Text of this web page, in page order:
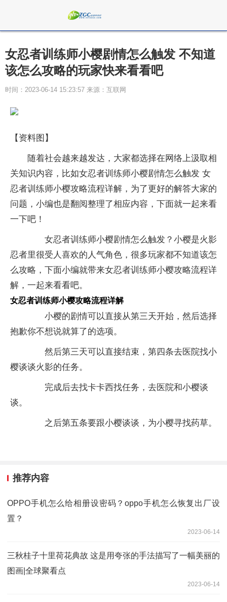
女忍者训练师小樱剧情怎么触发 不知道
该怎么攻略的玩家快来看看吧
时间：2023-06-14 15:23:57 来源：互联网
【资料图】
随着社会越来越发达，大家都选择在网络上汲取相
关知识内容，比如女忍者训练师小樱剧情怎么触发 女
忍者训练师小樱攻略流程详解，为了更好的解答大家的
问题，小编也是翻阅整理了相应内容，下面就一起来看
一下吧！
女忍者训练师小樱剧情怎么触发？小樱是火影
忍者里很受人喜欢的人气角色，很多玩家都不知道该怎
么攻略，下面小编就带来女忍者训练师小樱攻略流程详
解，一起来看看吧。
女忍者训练师小樱攻略流程详解
小樱的剧情可以直接从第三天开始，然后选择
抱歉你不想说就算了的选项。
然后第三天可以直接结束，第四条去医院找小
樱谈谈火影的任务。
完成后去找卡卡西找任务，去医院和小樱谈
谈。
之后第五条要跟小樱谈谈，为小樱寻找药草。
推荐内容
OPPO手机怎么给相册设密码？oppo手机怎么恢复出厂设
置？
2023-06-14
三秋桂子十里荷花典故 这是用夸张的手法描写了一幅美丽的
图画|全球聚看点
2023-06-14